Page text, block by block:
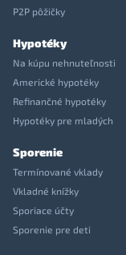
P2P pôžičky
Hypotéky
Na kúpu nehnuteľnosti
Americké hypotéky
Refinančné hypotéky
Hypotéky pre mladých
Sporenie
Termínované vklady
Vkladné knížky
Sporiace účty
Sporenie pre deti